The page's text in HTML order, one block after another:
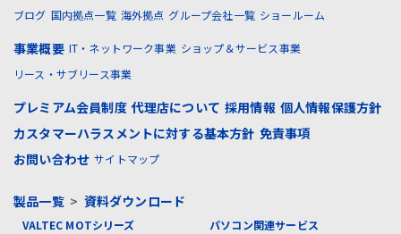
ブログ 国内拠点一覧 海外拠点 グループ会社一覧 ショールーム
事業概要 IT・ネットワーク事業 ショップ＆サービス事業
リース・サブリース事業
プレミアム会員制度 代理店について 採用情報 個人情報保護方針
カスタマーハラスメントに対する基本方針 免責事項
お問い合わせ サイトマップ
製品一覧> 資料ダウンロード
VALTEC MOTシリーズ
パソコン関連サービス